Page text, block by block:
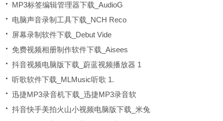
MP3标签编辑管理器下载_AudioG
电脑声音录制工具下载_NCH Reco
屏幕录制软件下载_Debut Vide
免费视频相册制作软件下载_Aisees
抖音视频电脑版下载_蔚蓝视频播放器 1
听歌软件下载_MLMusic听歌 1.
迅捷MP3录音机下载_迅捷MP3录音软
抖音快手美拍火山小视频电脑版下载_米兔